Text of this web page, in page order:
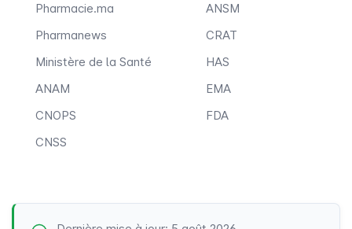
Pharmacie.ma
Pharmanews
Ministère de la Santé
ANAM
CNOPS
CNSS
ANSM
CRAT
HAS
EMA
FDA